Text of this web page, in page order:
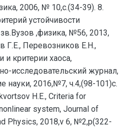
2006, № 10,с.(34-39). 8.
устойчивости
,физика, №56, 2013,
Г.Е., Перевозников Е.Н.,
и критерии хаоса,
исследовательский журнал,
науки, 2016,№7, ч.4,(98-101)с.
H.E., Criteria for
system, Journal of
Physics, 2018,v 6, №2,p(322-